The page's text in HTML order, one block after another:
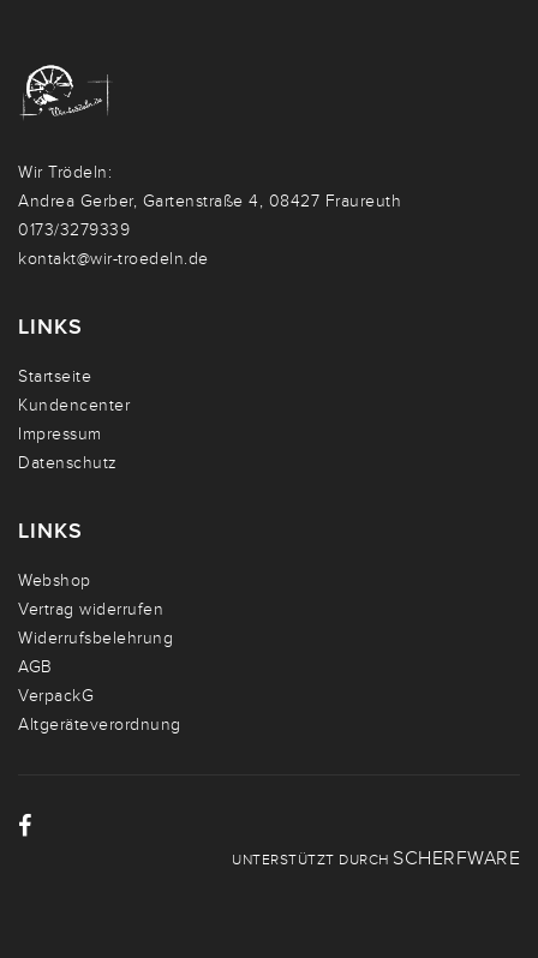
Wir Trödeln:
Andrea Gerber, Gartenstraße 4, 08427 Fraureuth
0173/3279339
kontakt@wir-troedeln.de
LINKS
Startseite
Kundencenter
Impressum
Datenschutz
LINKS
Webshop
Vertrag widerrufen
Widerrufsbelehrung
AGB
VerpackG
Altgeräteverordnung
UNTERSTÜTZT DURCH SCHERFWARE